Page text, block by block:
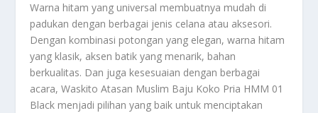
Warna hitam yang universal membuatnya mudah di
padukan dengan berbagai jenis celana atau aksesori.
Dengan kombinasi potongan yang elegan, warna hitam
yang klasik, aksen batik yang menarik, bahan
berkualitas. Dan juga kesesuaian dengan berbagai
acara, Waskito Atasan Muslim Baju Koko Pria HMM 01
Black menjadi pilihan yang baik untuk menciptakan